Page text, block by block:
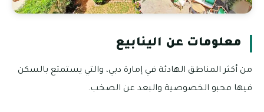
معلومات عن الينابيع
من أكثر المناطق الهادئة في إمارة دبي، والتي يستمتع بالسكن
فيها محبو الخصوصية والبعد عن الصخب.